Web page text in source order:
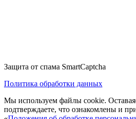
Защита от спама SmartCaptcha
Политика обработки данных
Мы используем файлы cookie.
подтверждаете, что ознакомлены и